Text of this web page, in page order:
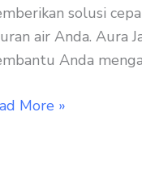
solusi
air Anda. Aura
Anda
More »